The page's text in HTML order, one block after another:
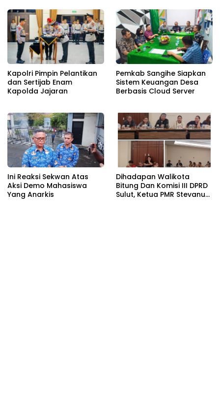
Wilayah Hukum Polres
Tomohon
Kapolri Pimpin Pelantikan
dan Sertijab Enam
Kapolda Jajaran
Pemkab Sangihe Siapkan
Sistem Keuangan Desa
Berbasis Cloud Server
Ini Reaksi Sekwan Atas
Aksi Demo Mahasiswa
Yang Anarkis
Dihadapan Walikota
Bitung Dan Komisi III DPRD
Sulut, Ketua PMR Stevanus